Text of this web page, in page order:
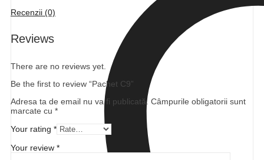
Recenzii (0)
Reviews
There are no reviews yet.
Be the first to review “Pachet C9”
Adresa ta de email nu va fi publicată. Câmpurile obligatorii sunt
marcate cu *
Your rating *
Your review *